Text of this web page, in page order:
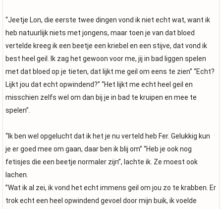
“Jeetje Lon, die eerste twee dingen vond ik niet echt wat, want ik
heb natuurlijk niets met jongens, maar toen je van dat bloed
vertelde kreeg ik een beetje een kriebel en een stijve, dat vond ik
best heel geil. Ik zag het gewoon voor me, jij in bad liggen spelen
met dat bloed op je tieten, dat lijkt me geil om eens te zien” “Echt?
Lijkt jou dat echt opwindend?” “Het lijkt me echt heel geil en
misschien zelfs wel om dan bij je in bad te kruipen en mee te
spelen”.
“Ik ben wel opgelucht dat ik het je nu verteld heb Fer. Gelukkig kun
je er goed mee om gaan, daar ben ik blij om” “Heb je ook nog
fetisjes die een beetje normaler zijn”, lachte ik. Ze moest ook
lachen.
”Wat ik al zei, ik vond het echt immens geil om jou zo te krabben. Er
trok echt een heel opwindend gevoel door mijn buik, ik voelde